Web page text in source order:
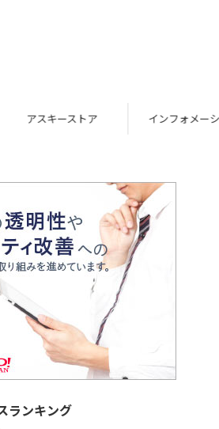
キーストア インフォメーション
ランキング